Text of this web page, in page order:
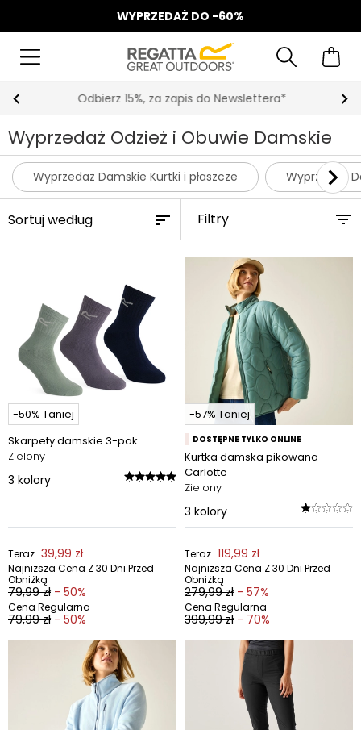
WYPRZEDAŻ DO -60%
Odbierz 15%, za zapis do Newslettera*
Wyprzedaż Odzież i Obuwie Damskie
Wyprzedaż Damskie Kurtki i płaszcze Wyprzedaż
Filtry
-50% Taniej
Skarpety damskie 3-pak
Zielony
3 kolory
Teraz 39,99 zł
Najniższa Cena Z 30 Dni Przed
Obniżką
79,99 zł - 50%
Cena Regularna
79,99 zł - 50%
-57% Taniej
DOSTĘPNE TYLKO ONLINE
Kurtka damska pikowana
Carlotte
Zielony
3 kolory
Teraz 119,99 zł
Najniższa Cena Z 30 Dni Przed
Obniżką
279,99 zł - 57%
Cena Regularna
399,99 zł - 70%